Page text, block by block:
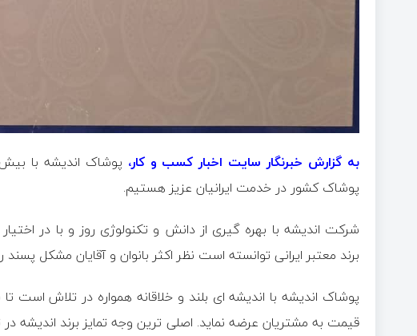
به گزارش خبرنگار سایت اخبار کسب و کار،
پوشاک کشور در خدمت ایرانیان عزیز هستیم.
شرکت اندیشه با بهره گیری از دانش و تکنولوژی روز و با در
برند معتبر ایرانی توانسته است نظر اکثر بانوان و آقایان مشکل
پوشاک اندیشه با اندیشه ای بلند و خلاقانه همواره در تلاش است
قیمت به مشتریان عرضه نماید. اصلی ترین وجه تمایز برند اندیشه